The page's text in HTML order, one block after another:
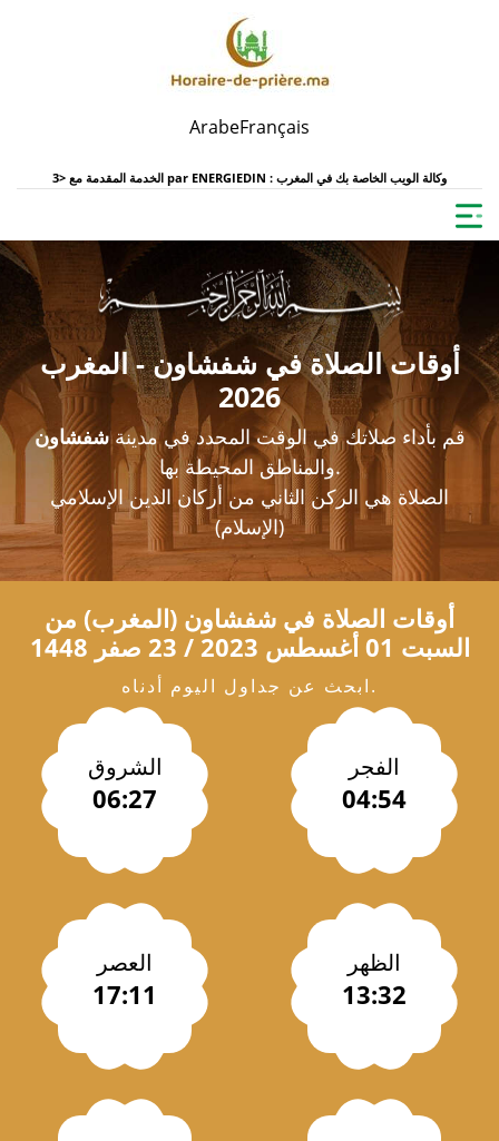
ArabeFrançais
الخدمة المقدمة مع <3 par ENERGIEDIN : وكالة الويب الخاصة بك في المغرب
أوقات الصلاة في شفشاون - المغرب
2026
قم بأداء صلاتك في الوقت المحدد في مدينةشفشاون
والمناطق المحيطة بها.
الصلاة هي الركن الثاني من أركان الدين الإسلامي
(الإسلام)
أوقات الصلاة في شفشاون (المغرب) من
السبت 01 أغسطس 2023 / 23 صفر 1448
ابحث عن جداول اليوم أدناه.
الفجر
04:54
الشروق
06:27
الظهر
13:32
العصر
17:11